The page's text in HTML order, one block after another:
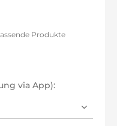
Produkte
via App):